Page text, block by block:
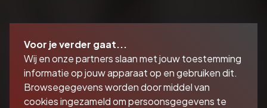
Voor je verder gaat...
Wij en onze partners slaan met jouw toestemming
informatie op jouw apparaat op en gebruiken dit.
Browsegegevens worden door middel van
cookies ingezameld om persoonsgegevens te